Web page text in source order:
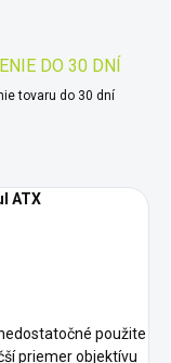
DO 30 DNÍ
tovaru do 30 dní
ATX
použite
priemer objektívu